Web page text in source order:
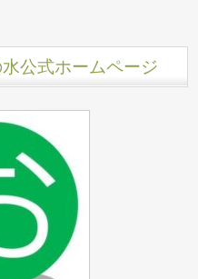
公式ホームページ